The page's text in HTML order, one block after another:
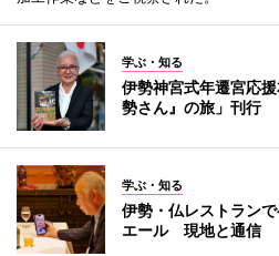
学ぶ・知る
伊勢神宮式年遷宮応
勢さん』の旅」刊行
学ぶ・知る
伊勢・仏レストラン
エール 現地と通信